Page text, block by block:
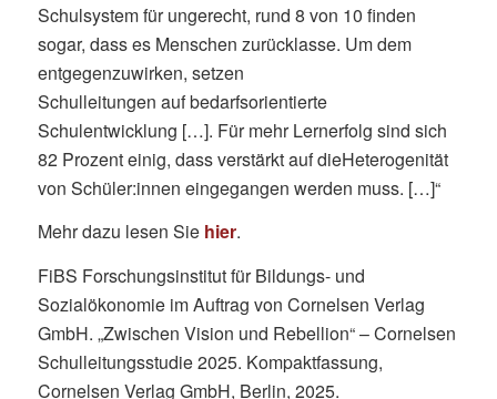
Schulsystem für ungerecht, rund 8 von 10 finden
sogar, dass es Menschen zurücklasse. Um dem
entgegenzuwirken, setzen
Schulleitungen auf bedarfsorientierte
Schulentwicklung […]. Für mehr Lernerfolg sind sich
82 Prozent einig, dass verstärkt auf dieHeterogenität
von Schüler:innen eingegangen werden muss. […]“
Mehr dazu lesen Sie hier.
FiBS Forschungsinstitut für Bildungs- und
Sozialökonomie im Auftrag von Cornelsen Verlag
GmbH. „Zwischen Vision und Rebellion“ – Cornelsen
Schulleitungsstudie 2025. Kompaktfassung,
Cornelsen Verlag GmbH, Berlin, 2025.